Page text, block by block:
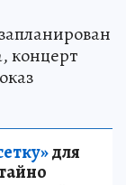
концерт
для